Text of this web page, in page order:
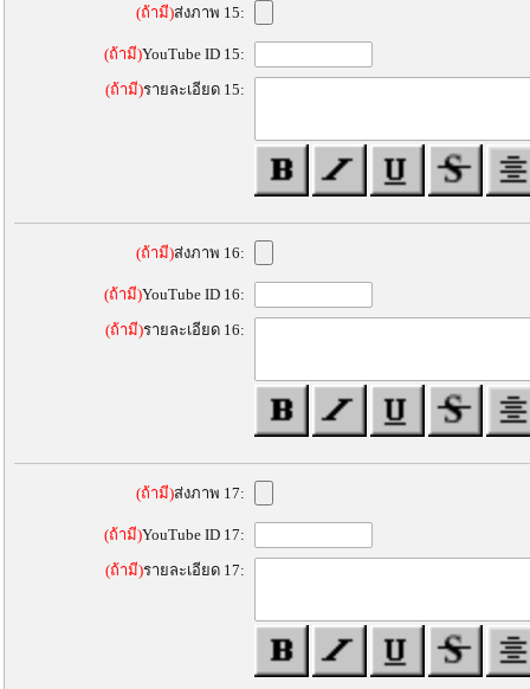
(ถ้ามี)ส่งภาพ 15:
(ถ้ามี)YouTube ID 15:
(ถ้ามี)รายละเอียด 15:
(ถ้ามี)ส่งภาพ 16:
(ถ้ามี)YouTube ID 16:
(ถ้ามี)รายละเอียด 16:
(ถ้ามี)ส่งภาพ 17:
(ถ้ามี)YouTube ID 17:
(ถ้ามี)รายละเอียด 17: